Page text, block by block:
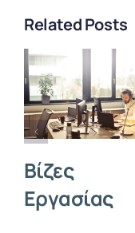
Related Posts
Βίζες
Εργασίας